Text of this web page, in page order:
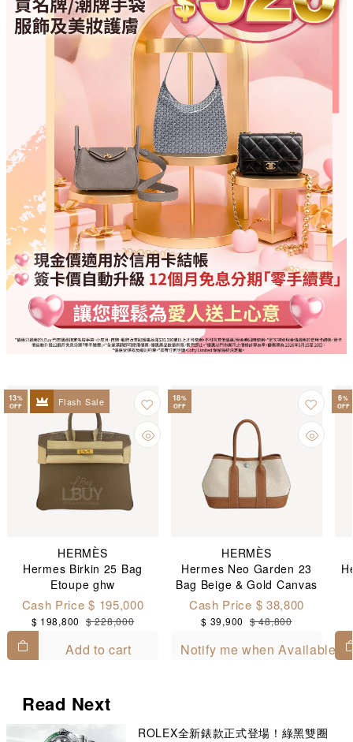
13%
OFF
Flash Sale
HERMÈS
Hermes Birkin 25 Bag
Etoupe ghw
Cash Price $ 195,000
$ 198,800 $ 228,000
Add to cart
18%
OFF
HERMÈS
Hermes Neo Garden 23
Bag Beige & Gold Canvas
& Leather
Cash Price $ 38,800
$ 39,900 $ 48,800
Notify me when Available
6%
OFF
Read Next
ROLEX全新錶款正式登場！綠黑雙圈